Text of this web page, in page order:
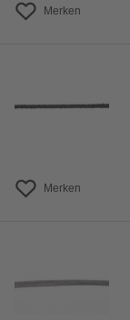
Merken
Merken